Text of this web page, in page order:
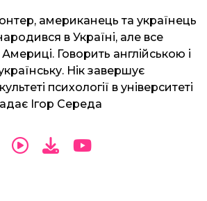
американець та українець
в Україні, але все
Говорить англійською і
Нік завершує
психології в університеті
Ігор Середа